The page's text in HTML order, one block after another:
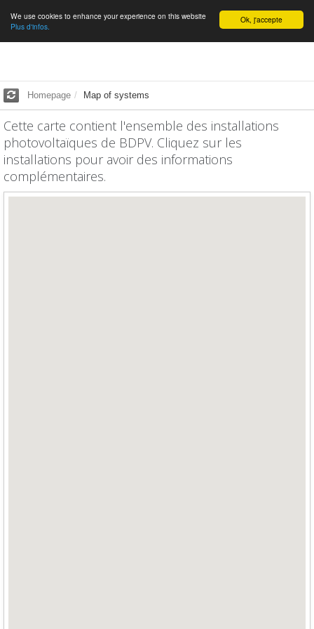
English Ok, j'accepte
We use cookies to enhance your experience on this website
Plus d'infos.
Homepage Map of systems
Cette carte contient l'ensemble des installations
photovoltaïques de BDPV. Cliquez sur les
installations pour avoir des informations
complémentaires.